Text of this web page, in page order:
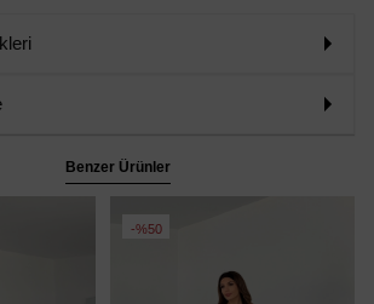
Benzer Ürünler
%50